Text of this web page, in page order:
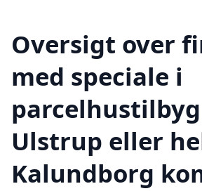
Oversigt over
med speciale i
Ulstrup eller
Kalundborg